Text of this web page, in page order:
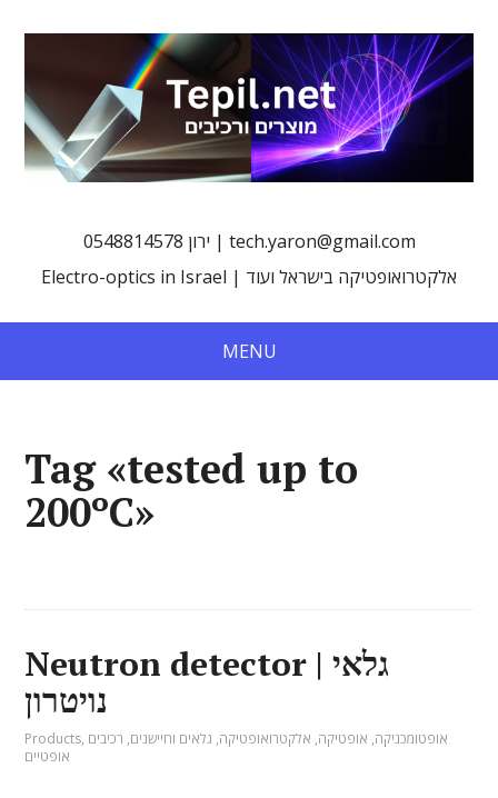
0548814578 ירון | tech.yaron@gmail.com
Electro-optics in Israel | אלקטרואופטיקה בישראל ועוד
MENU
Tag «tested up to
200ºC»
Neutron detector | גלאי
נויטרון
Products, אופטומכניקה, אופטיקה, אלקטרואופטיקה, גלאים וחיישנים, רכיבים
אופטיים